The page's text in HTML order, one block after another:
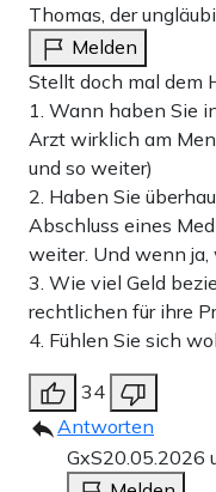
Thomas, der
Melden
Stellt doch mal dem
1. Wann haben Sie
Arzt wirklich am
und so weiter)
2. Haben Sie
Abschluss eines
weiter. Und wenn ja,
3. Wie viel Geld
rechtlichen für ihre
4. Fühlen Sie sich
34
Antworten
GxS20.05.2026